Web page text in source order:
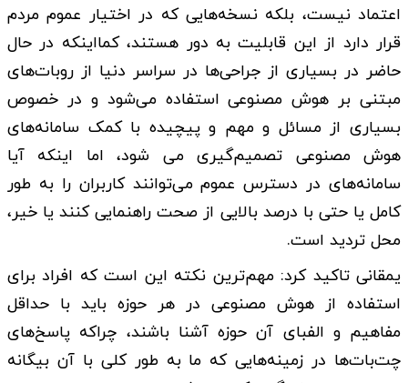
اعتماد نیست، بلکه نسخه‌هایی که در اختیار عموم مردم
قرار دارد از این قابلیت به دور هستند، کمااینکه در حال
حاضر در بسیاری از جراحی‌ها در سراسر دنیا از روبات‌های
مبتنی بر هوش مصنوعی استفاده می‌شود و در خصوص
بسیاری از مسائل و مهم‌ و پیچیده با کمک سامانه‌های
هوش مصنوعی تصمیم‌گیری‌ می شود، اما اینکه آیا
سامانه‌های در دسترس عموم می‌توانند کاربران را به طور
کامل یا حتی با درصد بالایی از صحت راهنمایی کنند یا خیر،
محل تردید است.
یمقانی تاکید کرد: مهم‌ترین نکته این است که افراد برای
استفاده از هوش مصنوعی در هر حوزه باید با حداقل
مفاهیم و الفبای آن حوزه آشنا باشند، چراکه پاسخ‌های
چت‌بات‌ها در زمینه‌هایی که ما به طور کلی با آن بیگانه